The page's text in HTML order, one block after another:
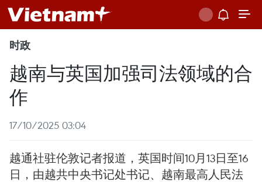
时政
越南与英国加强司法领域的合
作
17/10/2025 03:04
越通社驻伦敦记者报道，英国时间10月13日至16
日，由越共中央书记处书记、越南最高人民法